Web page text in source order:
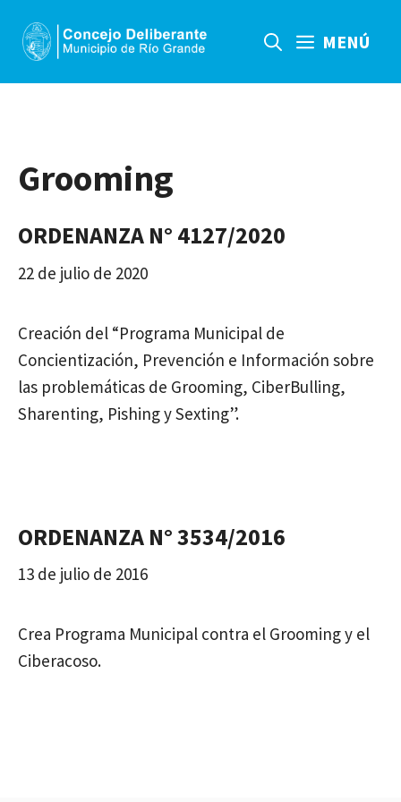
contenido
MENÚ
Grooming
ORDENANZA N° 4127/2020
22 de julio de 2020
Creación del “Programa Municipal de
Concientización, Prevención e Información sobre
las problemáticas de Grooming, CiberBulling,
Sharenting, Pishing y Sexting”.
ORDENANZA N° 3534/2016
13 de julio de 2016
Crea Programa Municipal contra el Grooming y el
Ciberacoso.